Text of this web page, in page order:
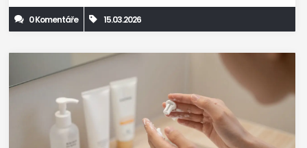
0 Komentáře 15.03.2026